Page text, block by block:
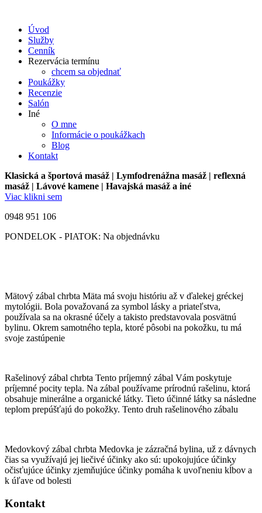
Úvod
Služby
Cenník
Rezervácia termínu
chcem sa objednať
Poukážky
Recenzie
Salón
Iné
O mne
Informácie o poukážkach
Blog
Kontakt
Klasická a športová masáž | Lymfodrenážna masáž | reflexná
masáž | Lávové kamene | Havajská masáž a iné
Viac klikni sem
0948 951 106
PONDELOK - PIATOK: Na objednávku
Mätový zábal chrbta Mäta má svoju históriu až v ďalekej gréckej
mytológii. Bola považovaná za symbol lásky a priateľstva,
používala sa na okrasné účely a takisto predstavovala posvätnú
bylinu. Okrem samotného tepla, ktoré pôsobi na pokožku, tu má
svoje zastúpenie
Rašelinový zábal chrbta Tento príjemný zábal Vám poskytuje
príjemné pocity tepla. Na zábal používame prírodnú rašelinu, ktorá
obsahuje minerálne a organické látky. Tieto účinné látky sa následne
teplom prepúšťajú do pokožky. Tento druh rašelinového zábalu
Medovkový zábal chrbta Medovka je zázračná bylina, už z dávnych
čias sa využívajú jej liečivé účinky ako sú: upokojujúce účinky
očisťujúce účinky zjemňujúce účinky pomáha k uvoľneniu kĺbov a
k úľave od bolesti
Kontakt